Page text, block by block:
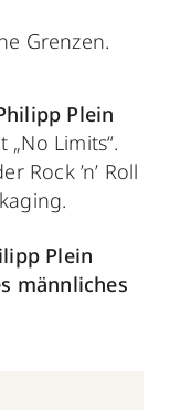
Grenzen.
Plein
Limits“.
Rock ’n’ Roll
Plein
männliches